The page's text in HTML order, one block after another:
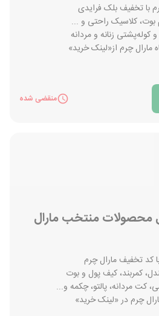
با تخفیف بلک فرایدی
کلاسیک راحتی و ...
زنانه و مردانه
مارال چرم از«لینک خرید»
منقضی شده
محصولات منتخب مارال
کد تخفیف مارال چرم
کمربند، کیف پول و بوت
کت مردانه، پالتو، چکمه و...
چرم در «لینک خرید»